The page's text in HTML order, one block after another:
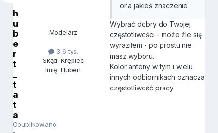
h
u
b
e
r
t
t
a
t
a
Opublikowano
Modelarz
3,6 tys.
Skąd: Krępiec
Imię: Hubert
ona jakieś znaczenie
Wybrać dobry do Twojej
częstotliwości - może źle się
wyraziłem - po prostu nie
masz wyboru.
Kolor anteny w tym i wielu
innych odbiornikach oznacza
częstotliwość pracy.